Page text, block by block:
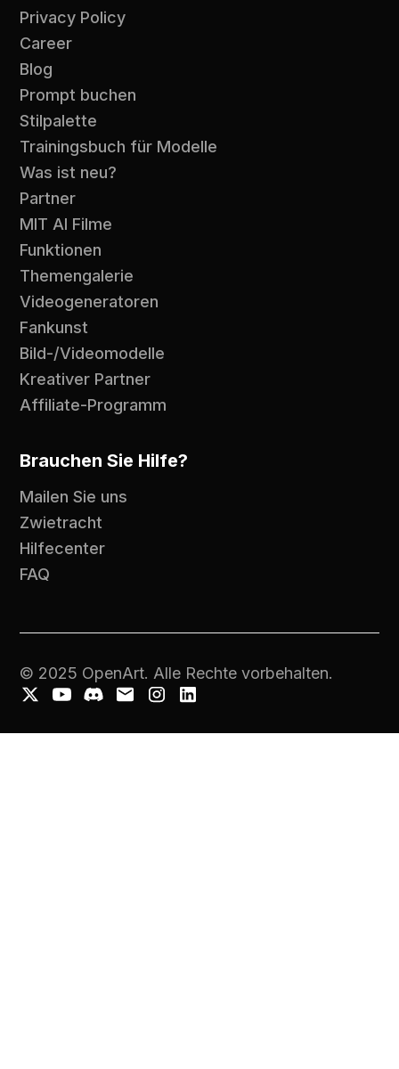
Privacy Policy
Career
Blog
Prompt buchen
Stilpalette
Trainingsbuch für Modelle
Was ist neu?
Partner
MIT AI Filme
Funktionen
Themengalerie
Videogeneratoren
Fankunst
Bild-/Videomodelle
Kreativer Partner
Affiliate-Programm
Brauchen Sie Hilfe?
Mailen Sie uns
Zwietracht
Hilfecenter
FAQ
© 2025 OpenArt. Alle Rechte vorbehalten.